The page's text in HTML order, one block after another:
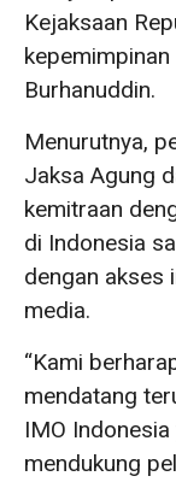
Kejaksaan
Burhanuddin.
Menurutnya,
Jaksa Agung
kemitraan
di Indonesia
dengan akses
media.
“Kami
mendatang
IMO
mendukung